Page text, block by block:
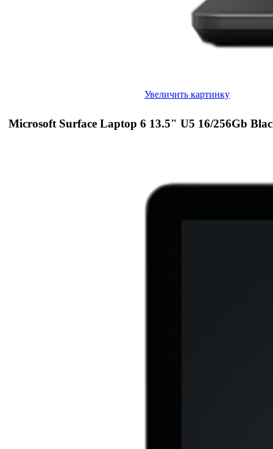
Увеличить картинку
Microsoft Surface Laptop 6 13.5" U5 16/256Gb